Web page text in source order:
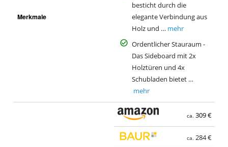
Merkmale
besticht durch die
elegante Verbindung aus
Holz und … mehr
Ordentlicher Stauraum -
Das Sideboard mit 2x
Holztüren und 4x
Schubladen bietet …
mehr
ca. 309 €
ca. 284 €